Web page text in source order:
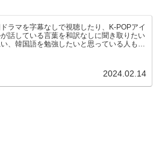
ラマを字幕なしで視聴したり、K-POPアイ
が話している言葉を和訳なしに聞き取りたい
い、韓国語を勉強したいと思っている人も多
2024.02.14